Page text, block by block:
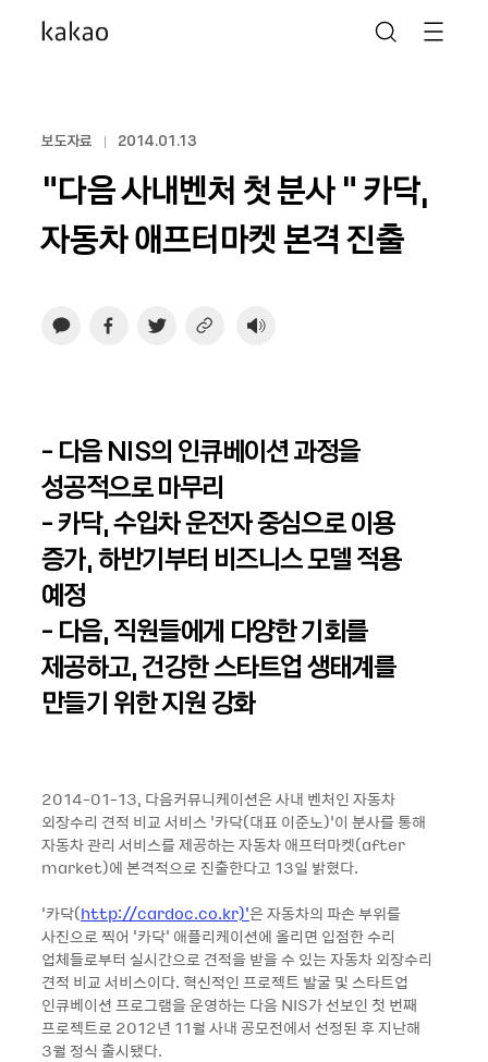
보도자료 2014.01.13
"다음 사내벤처 첫 분사 " 카닥,
자동차 애프터마켓 본격 진출
- 다음 NIS의 인큐베이션 과정을
성공적으로 마무리
- 카닥, 수입차 운전자 중심으로 이용
증가, 하반기부터 비즈니스 모델 적용
예정
- 다음, 직원들에게 다양한 기회를
제공하고, 건강한 스타트업 생태계를
만들기 위한 지원 강화
2014-01-13, 다음커뮤니케이션은 사내 벤처인 자동차
외장수리 견적 비교 서비스 ‘카닥(대표 이준노)’이 분사를 통해
자동차 관리 서비스를 제공하는 자동차 애프터마켓(after
market)에 본격적으로 진출한다고 13일 밝혔다.
‘카닥(http://cardoc.co.kr)'은 자동차의 파손 부위를
사진으로 찍어 '카닥' 애플리케이션에 올리면 입점한 수리
업체들로부터 실시간으로 견적을 받을 수 있는 자동차 외장수리
견적 비교 서비스이다. 혁신적인 프로젝트 발굴 및 스타트업
인큐베이션 프로그램을 운영하는 다음 NIS가 선보인 첫 번째
프로젝트로 2012년 11월 사내 공모전에서 선정된 후 지난해
3월 정식 출시됐다.